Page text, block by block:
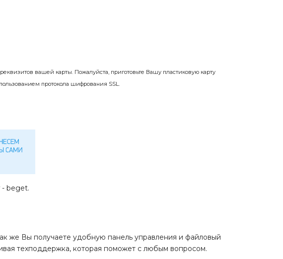
вашей карты. Пожалуйста, приготовьте Вашу пластиковую карту
протокола шифрования SSL.
- beget.
же Вы получаете удобную панель управления и файловый
техподдержка, которая поможет с любым вопросом.